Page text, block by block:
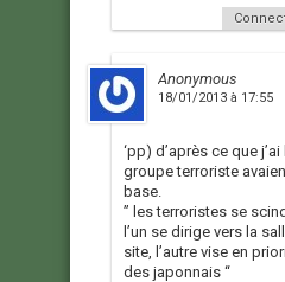
Anonymous
18/01/2013 à 17:55
‘pp) d’après ce que
groupe terroriste
base.
” les terroristes se
l’un se dirige vers la
site, l’autre vise en
des japonnais “